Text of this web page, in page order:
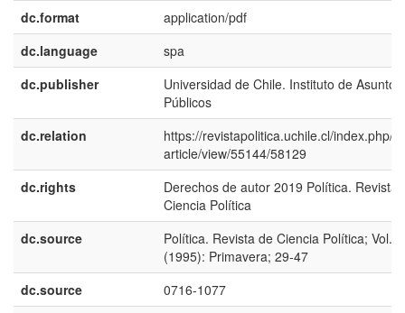
dc.format
application/pdf
dc.language
spa
dc.publisher
Universidad de Chile. Instituto de Asuntos
Públicos
dc.relation
https://revistapolitica.uchile.cl/index.php/
article/view/55144/58129
dc.rights
Derechos de autor 2019 Política. Revista
Ciencia Política
dc.source
Política. Revista de Ciencia Política; Vol.
(1995): Primavera; 29-47
dc.source
0716-1077